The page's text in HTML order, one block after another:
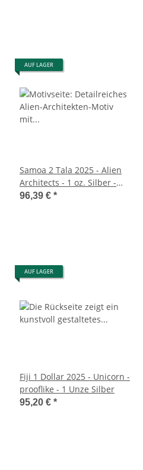
AUF LAGER
Samoa 2 Tala 2025 - Alien
Architects - 1 oz. Silber -
antique finish
96,39 € *
AUF LAGER
Fiji 1 Dollar 2025 - Unicorn -
prooflike - 1 Unze Silber
95,20 € *